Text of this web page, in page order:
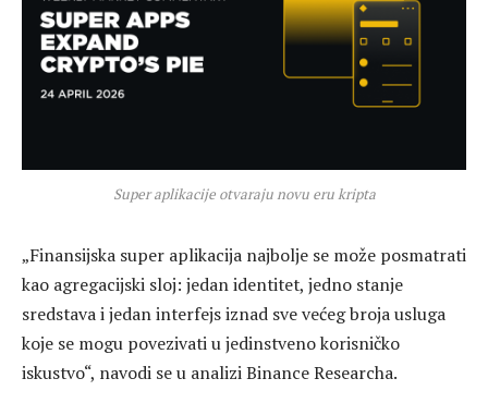
Super aplikacije otvaraju novu eru kripta
„Finansijska super aplikacija najbolje se može posmatrati
kao agregacijski sloj: jedan identitet, jedno stanje
sredstava i jedan interfejs iznad sve većeg broja usluga
koje se mogu povezivati u jedinstveno korisničko
iskustvo“, navodi se u analizi Binance Researcha.